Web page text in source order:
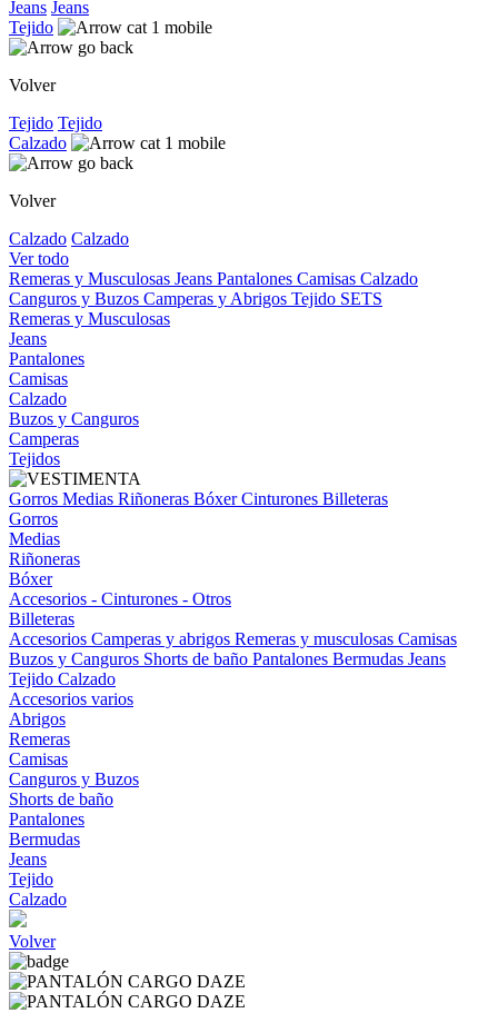
Jeans Jeans
Tejido
Volver
Tejido Tejido
Calzado
Volver
Calzado Calzado
Ver todo
Remeras y Musculosas Jeans Pantalones Camisas Calzado
Canguros y Buzos Camperas y Abrigos Tejido SETS
Remeras y Musculosas
Jeans
Pantalones
Camisas
Calzado
Buzos y Canguros
Camperas
Tejidos
Gorros Medias Riñoneras BóxerCinturones Billeteras
Gorros
Medias
Riñoneras
Bóxer
Accesorios - Cinturones - Otros
Billeteras
Accesorios Camperas y abrigos Remeras y musculosas Camisas
Buzos y Canguros Shorts de baño Pantalones Bermudas Jeans
Tejido Calzado
Accesorios varios
Abrigos
Remeras
Camisas
Canguros y Buzos
Shorts de baño
Pantalones
Bermudas
Jeans
Tejido
Calzado
Volver